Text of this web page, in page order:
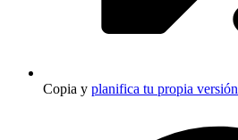
Copia y planifica tu propia versión